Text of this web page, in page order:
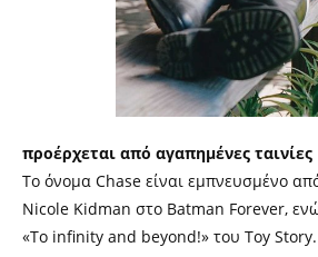
προέρχεται από αγαπημένες ταινίες
Το όνομα Chase είναι εμπνευσμένο
Nicole Kidman στο Batman Forever,
«To infinity and beyond!» του Toy Story.